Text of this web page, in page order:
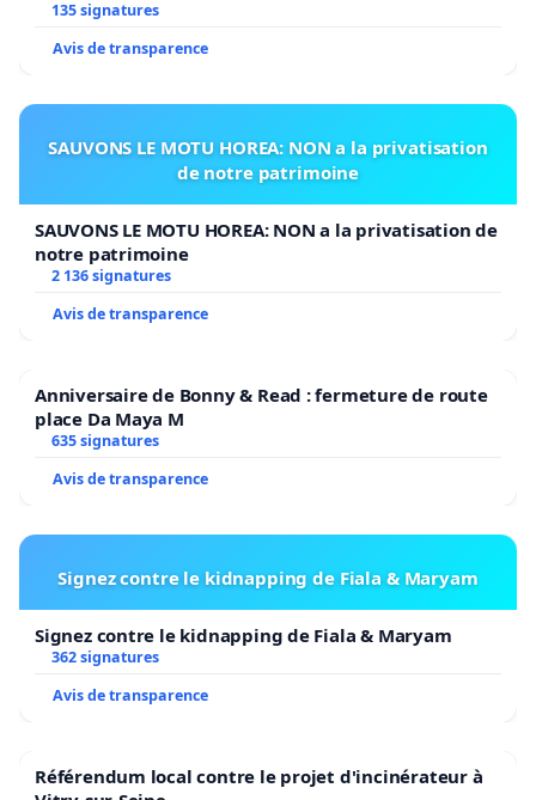
135 signatures
Avis de transparence
SAUVONS LE MOTU HOREA: NON a la privatisation
de notre patrimoine
SAUVONS LE MOTU HOREA: NON a la privatisation de
notre patrimoine
2 136 signatures
Avis de transparence
Anniversaire de Bonny & Read : fermeture de route
place Da Maya M
635 signatures
Avis de transparence
Signez contre le kidnapping de Fiala & Maryam
Signez contre le kidnapping de Fiala & Maryam
362 signatures
Avis de transparence
Référendum local contre le projet d'incinérateur à